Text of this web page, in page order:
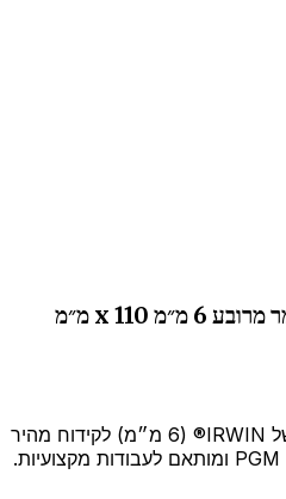
IRWIN® מקדח ספידהאמר מרובע 6 מ״מ x 110 מ״מ
מקדח הספידהאמר המרובע של IRWIN® (6 מ״מ) לקידוח מהיר